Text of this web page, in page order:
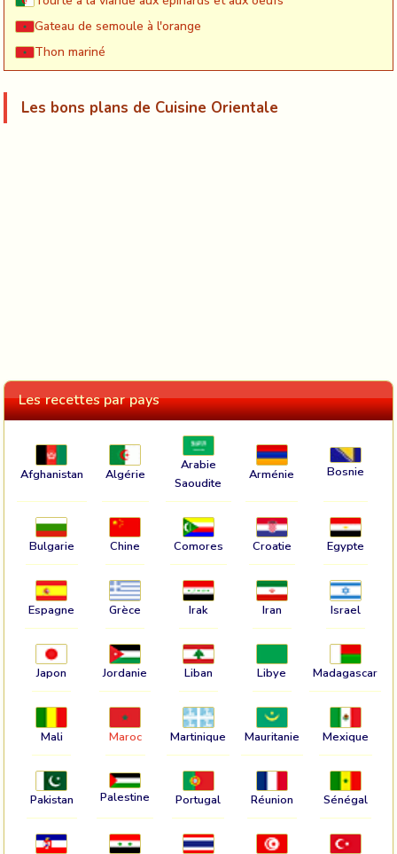
Gateau de semoule à l'orange
Thon mariné
Les bons plans de Cuisine Orientale
Les recettes par pays
Afghanistan Algérie
Arabie
Saoudite
Arménie Bosnie
Bulgarie Chine Comores Croatie Egypte
Espagne Grèce Irak Iran Israel
Japon Jordanie Liban Libye Madagascar
Mali Maroc Martinique Mauritanie Mexique
Pakistan Palestine Portugal Réunion Sénégal